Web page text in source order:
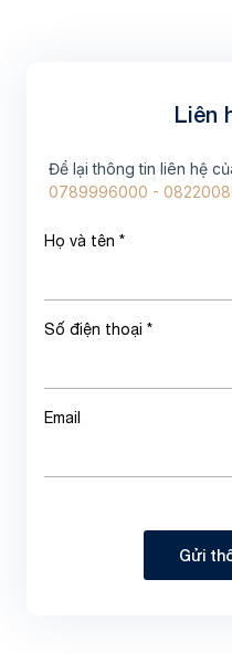
Liên
Để lại thông tin liên hệ
0789996000 -
Họ và tên *
Số điện thoại *
Email
Gửi